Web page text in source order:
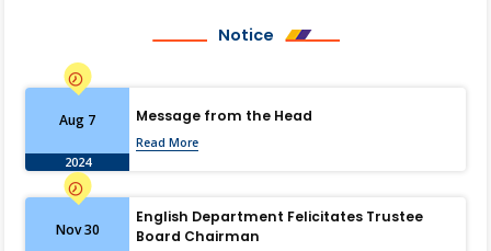
Notice
Aug 7
2024
Message from the Head
Read More
Nov 30
English Department Felicitates Trustee
Board Chairman